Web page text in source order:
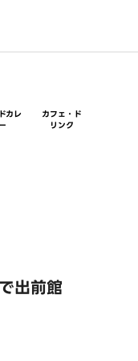
カレ
ー
カフェ・ド
リンク
出前館